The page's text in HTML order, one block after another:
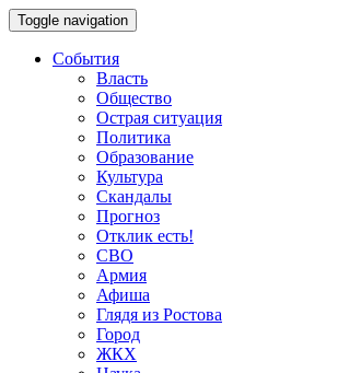
Toggle navigation
События
Власть
Общество
Острая ситуация
Политика
Образование
Культура
Скандалы
Прогноз
Отклик есть!
СВО
Армия
Афиша
Глядя из Ростова
Город
ЖКХ